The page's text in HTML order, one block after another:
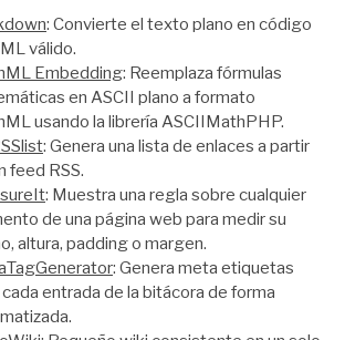
: Convierte el texto plano en código
válido.
Embedding: Reemplaza fórmulas
en ASCII plano a formato
usando la librería ASCIIMathPHP.
: Genera una lista de enlaces a partir
feed RSS.
: Muestra una regla sobre cualquier
de una página web para medir su
altura, padding o margen.
: Genera meta etiquetas
entrada de la bitácora de forma